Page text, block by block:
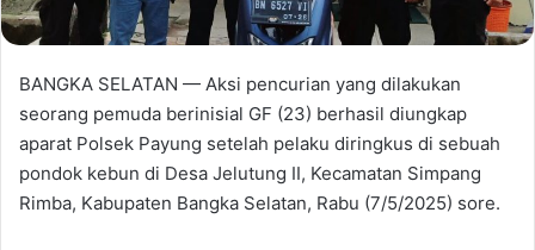
BANGKA SELATAN — Aksi pencurian yang dilakukan
seorang pemuda berinisial GF (23) berhasil diungkap
aparat Polsek Payung setelah pelaku diringkus di sebuah
pondok kebun di Desa Jelutung II, Kecamatan Simpang
Rimba, Kabupaten Bangka Selatan, Rabu (7/5/2025) sore.